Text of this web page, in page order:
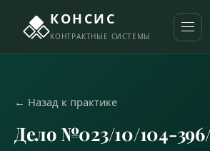
КОНСИС
КОНТРАКТНЫЕ СИСТЕМЫ
← Назад к практике
Дело №023/10/104-